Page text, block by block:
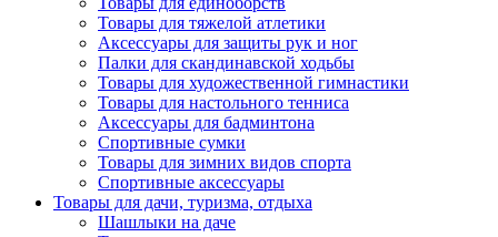
Товары для тяжелой атлетики
Аксессуары для защиты рук и ног
Палки для скандинавской ходьбы
Товары для художественной гимнастики
Товары для настольного тенниса
Аксессуары для бадминтона
Спортивные сумки
Товары для зимних видов спорта
Спортивные аксессуары
Товары для дачи, туризма, отдыха
Шашлыки на даче